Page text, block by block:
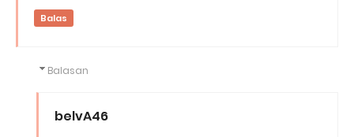
Balas
Balasan
belvA46